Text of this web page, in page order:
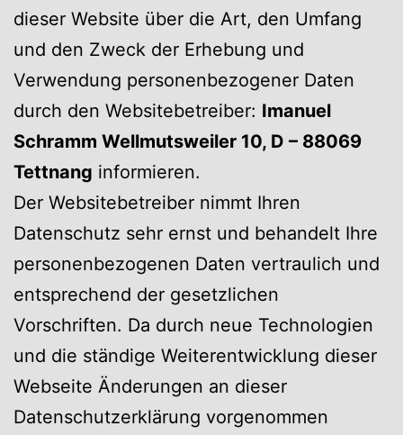
dieser Website über die Art, den Umfang
und den Zweck der Erhebung und
Verwendung personenbezogener Daten
durch den Websitebetreiber: Imanuel
Schramm Wellmutsweiler 10, D – 88069
Tettnang informieren.
Der Websitebetreiber nimmt Ihren
Datenschutz sehr ernst und behandelt Ihre
personenbezogenen Daten vertraulich und
entsprechend der gesetzlichen
Vorschriften. Da durch neue Technologien
und die ständige Weiterentwicklung dieser
Webseite Änderungen an dieser
Datenschutzerklärung vorgenommen